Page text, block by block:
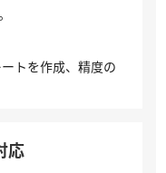
トを作成、精度の
応